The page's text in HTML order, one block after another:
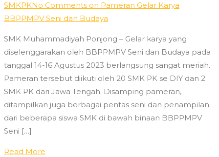
SMKPKNo Comments on Pameran Gelar Karya
BBPPMPV Seni dan Budaya
SMK Muhammadiyah Ponjong – Gelar karya yang
diselenggarakan oleh BBPPMPV Seni dan Budaya pada
tanggal 14-16 Agustus 2023 berlangsung sangat meriah.
Pameran tersebut diikuti oleh 20 SMK PK se DIY dan 2
SMK PK dari Jawa Tengah. Disamping pameran,
ditampilkan juga berbagai pentas seni dan penampilan
dari beberapa siswa SMK di bawah binaan BBPPMPV
Seni […]
Read More